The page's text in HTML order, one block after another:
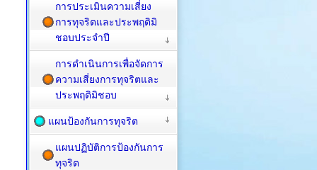
การประเมินความเสี่ยง
การทุจริตและประพฤติมิ
ชอบประจำปี
การดำเนินการเพื่อจัดการ
ความเสี่ยงการทุจริตและ
ประพฤติมิชอบ
แผนป้องกันการทุจริต
แผนปฏิบัติการป้องกันการ
ทุจริต